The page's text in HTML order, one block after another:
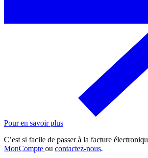
Pour en savoir plus
C’est si facile de passer à la facture
MonCompte ou contactez-nous.